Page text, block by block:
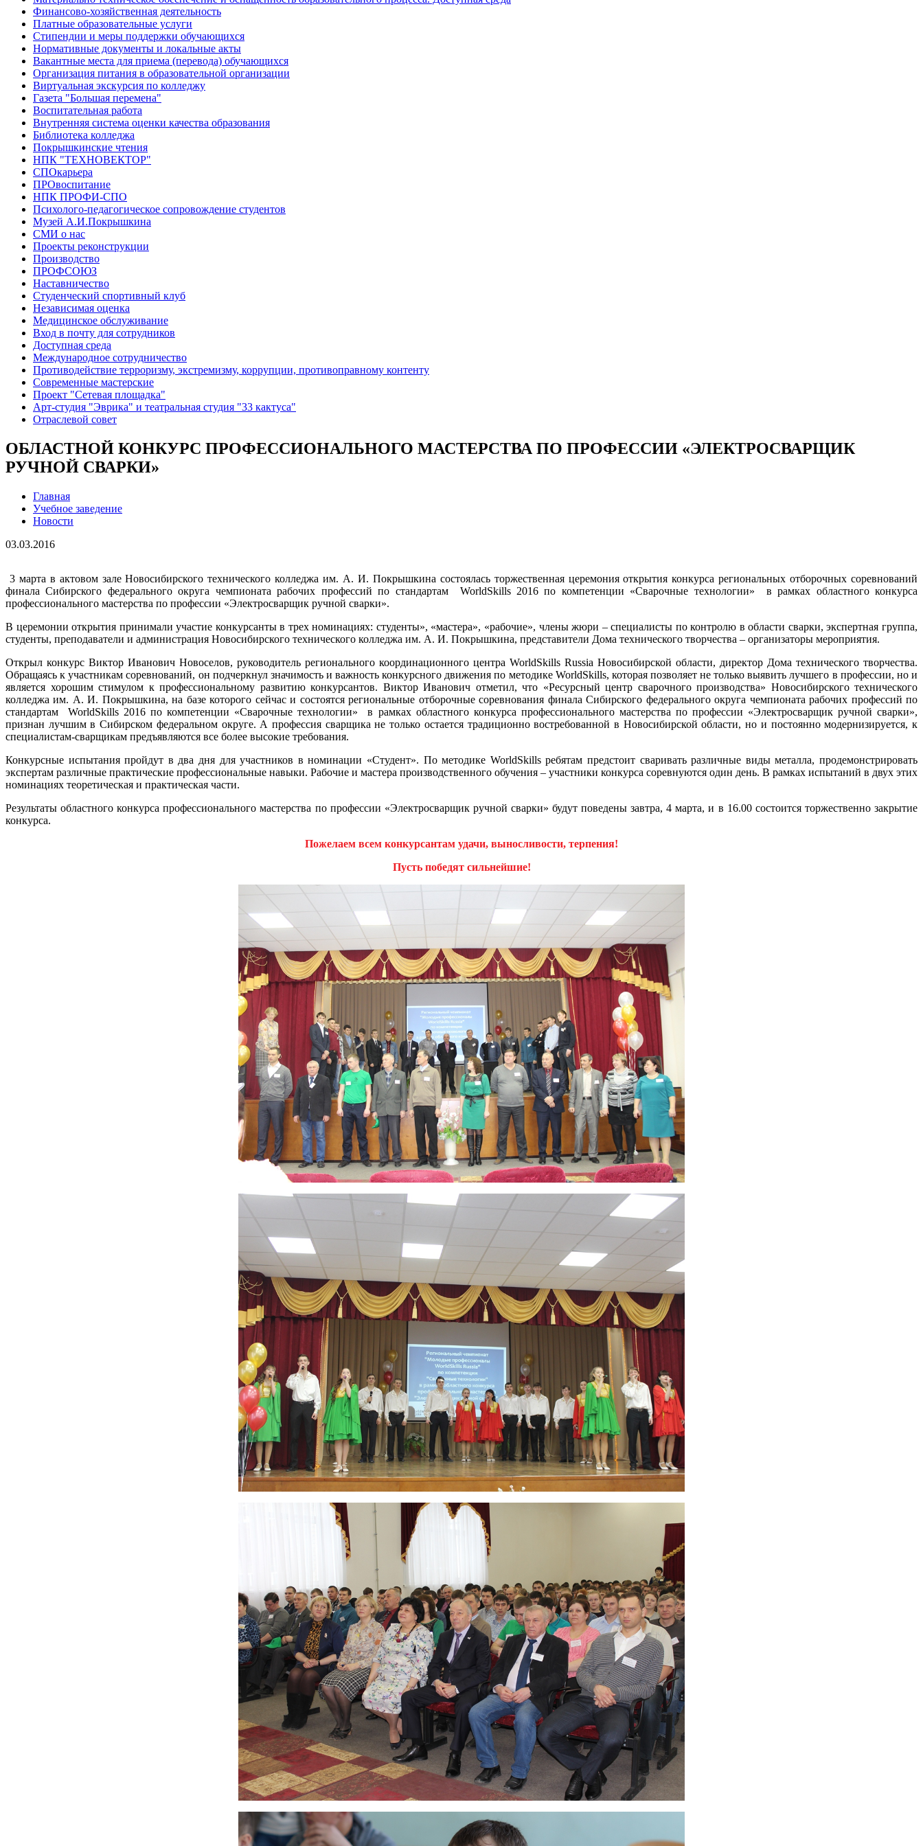
Финансово-хозяйственная деятельность
Платные образовательные услуги
Стипендии и меры поддержки обучающихся
Нормативные документы и локальные акты
Вакантные места для приема (перевода) обучающихся
Организация питания в образовательной организации
Виртуальная экскурсия по колледжу
Газета "Большая перемена"
Воспитательная работа
Внутренняя система оценки качества образования
Библиотека колледжа
Покрышкинские чтения
НПК "ТЕХНОВЕКТОР"
СПОкарьера
ПРОвоспитание
НПК ПРОФИ-СПО
Психолого-педагогическое сопровождение студентов
Музей А.И.Покрышкина
СМИ о нас
Проекты реконструкции
Производство
ПРОФСОЮЗ
Наставничество
Студенческий спортивный клуб
Независимая оценка
Медицинское обслуживание
Вход в почту для сотрудников
Доступная среда
Международное сотрудничество
Противодействие терроризму, экстремизму, коррупции, противоправному контенту
Современные мастерские
Проект "Сетевая площадка"
Арт-студия "Эврика" и театральная студия "33 кактуса"
Отраслевой совет
ОБЛАСТНОЙ КОНКУРС ПРОФЕССИОНАЛЬНОГО МАСТЕРСТВА ПО ПРОФЕССИИ «ЭЛЕКТРОСВАРЩИК
РУЧНОЙ СВАРКИ»
Главная
Учебное заведение
Новости
03.03.2016
3 марта в актовом зале Новосибирского технического колледжа им. А. И. Покрышкина состоялась торжественная церемония открытия конкурса региональных отборочных соревнований
финала Сибирского федерального округа чемпионата рабочих профессий по стандартам WorldSkills 2016 по компетенции «Сварочные технологии» в рамках областного конкурса
профессионального мастерства по профессии «Электросварщик ручной сварки».
В церемонии открытия принимали участие конкурсанты в трех номинациях: студенты», «мастера», «рабочие», члены жюри – специалисты по контролю в области сварки, экспертная группа,
студенты, преподаватели и администрация Новосибирского технического колледжа им. А. И. Покрышкина, представители Дома технического творчества – организаторы мероприятия.
Открыл конкурс Виктор Иванович Новоселов, руководитель регионального координационного центра WorldSkills Russia Новосибирской области, директор Дома технического творчества.
Обращаясь к участникам соревнований, он подчеркнул значимость и важность конкурсного движения по методике WorldSkills, которая позволяет не только выявить лучшего в профессии, но и
является хорошим стимулом к профессиональному развитию конкурсантов. Виктор Иванович отметил, что «Ресурсный центр сварочного производства» Новосибирского технического
колледжа им. А. И. Покрышкина, на базе которого сейчас и состоятся региональные отборочные соревнования финала Сибирского федерального округа чемпионата рабочих профессий по
стандартам WorldSkills 2016 по компетенции «Сварочные технологии» в рамках областного конкурса профессионального мастерства по профессии «Электросварщик ручной сварки»,
признан лучшим в Сибирском федеральном округе. А профессия сварщика не только остается традиционно востребованной в Новосибирской области, но и постоянно модернизируется, к
специалистам-сварщикам предъявляются все более высокие требования.
Конкурсные испытания пройдут в два дня для участников в номинации «Студент». По методике WorldSkills ребятам предстоит сваривать различные виды металла, продемонстрировать
экспертам различные практические профессиональные навыки. Рабочие и мастера производственного обучения – участники конкурса соревнуются один день. В рамках испытаний в двух этих
номинациях теоретическая и практическая части.
Результаты областного конкурса профессионального мастерства по профессии «Электросварщик ручной сварки» будут поведены завтра, 4 марта, и в 16.00 состоится торжественно закрытие
конкурса.
Пожелаем всем конкурсантам удачи, выносливости, терпения!
Пусть победят сильнейшие!